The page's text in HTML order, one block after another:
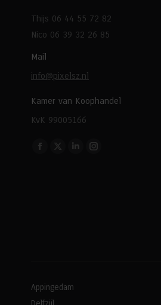
Thijs 06 44 55 72 82
Nico 06 39 32 26 85
Mail
info@pixelsz.nl
Kamer van Koophandel
KvK 99005166
Vind ons op:
Facebook
X
LinkedinInstagram
Appingedam